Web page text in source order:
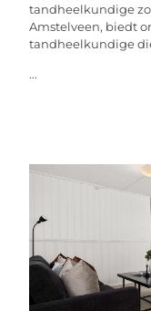
tandheelkundige
Amstelveen, biedt
tandheelkundige
...